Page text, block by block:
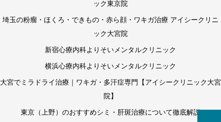
ック東京院
埼玉の粉瘤・ほくろ・できもの・赤ら顔・ワキガ治療 アイシークリニ
ック大宮院
新宿心療内科よりそいメンタルクリニック
横浜心療内科よりそいメンタルクリニック
大宮でミラドライ治療｜ワキガ・多汗症専門【アイシークリニック大宮
院】
東京（上野）のおすすめシミ・肝斑治療について徹底解説